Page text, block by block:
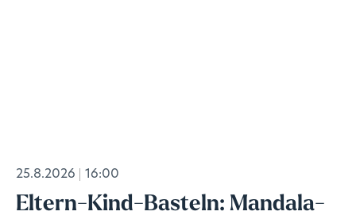
25.8.2026 16:00
Eltern-Kind-Basteln: Mandala-